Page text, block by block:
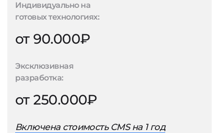
Индивидуально на
готовых технологиях:
от 90.000₽
Эксклюзивная
разработка:
от 250.000₽
Включена стоимость CMS на 1 год